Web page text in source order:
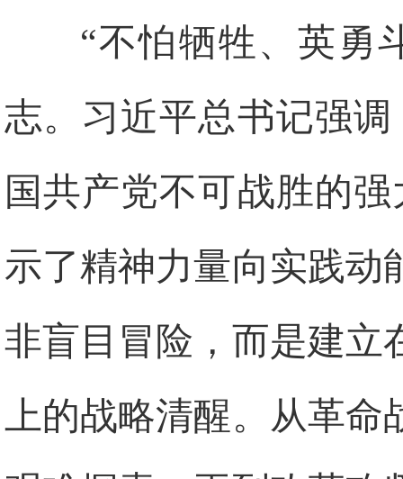
“不怕牺牲、英勇
志。习近平总书记强
国共产党不可战胜的
示了精神力量向实践动
非盲目冒险，而是建立
上的战略清醒。从革命